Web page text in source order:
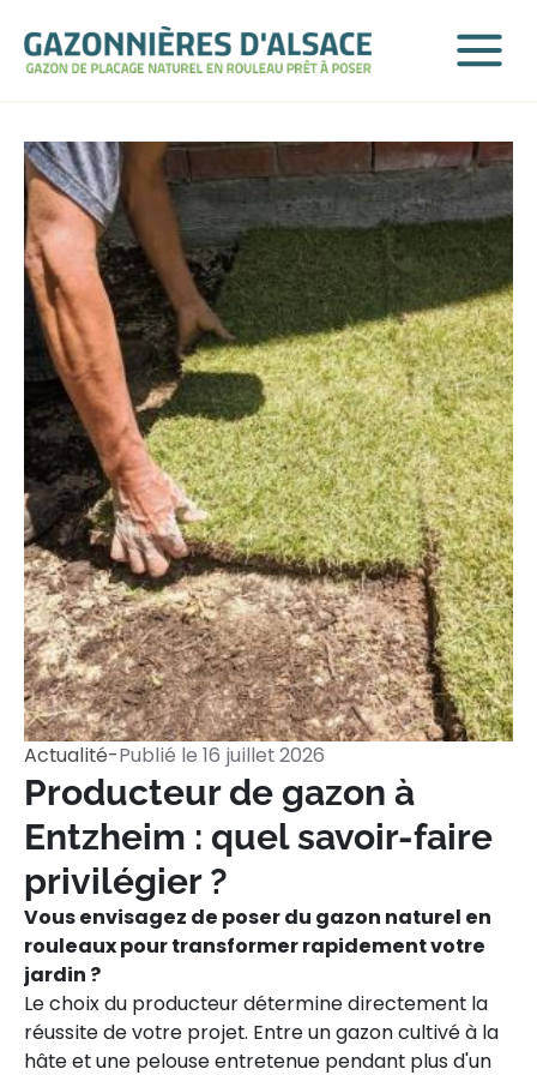
Actualité-Publié le 16 juillet 2026
Producteur de gazon à
Entzheim : quel savoir-faire
privilégier ?
Vous envisagez de poser du gazon naturel en
rouleaux pour transformer rapidement votre
jardin ?
Le choix du producteur détermine directement la
réussite de votre projet. Entre un gazon cultivé à la
hâte et une pelouse entretenue pendant plus d'un